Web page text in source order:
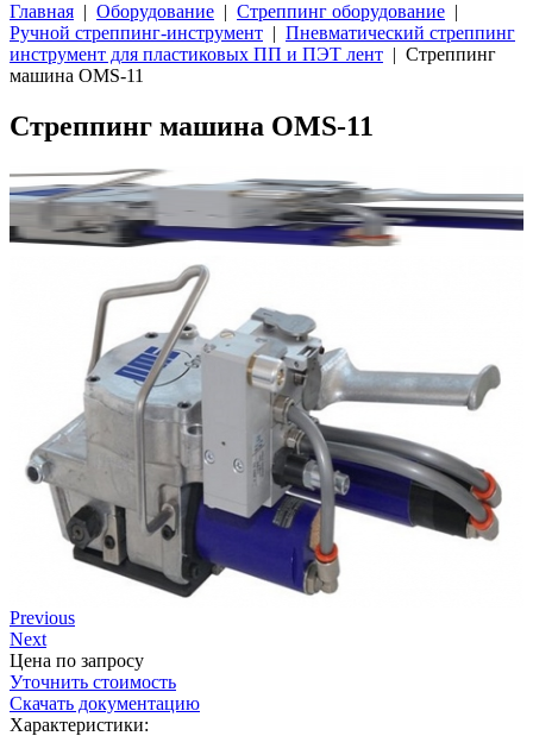
Главная | Оборудование | Стреппинг оборудование |
Ручной стреппинг-инструмент | Пневматический стреппинг
инструмент для пластиковых ПП и ПЭТ лент | Стреппинг
машина OMS-11
Стреппинг машина OMS-11
Previous
Next
Цена по запросу
Уточнить стоимость
Скачать документацию
Характеристики: